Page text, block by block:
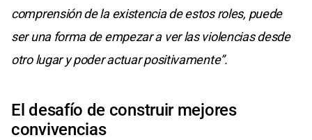
comprensión de la existencia de estos roles, puede
ser una forma de empezar a ver las violencias desde
otro lugar y poder actuar positivamente”.
El desafío de construir mejores
convivencias